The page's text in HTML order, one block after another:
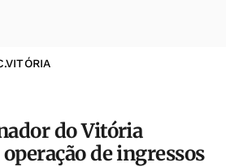
do Vitória
de ingressos